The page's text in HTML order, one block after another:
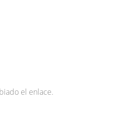
el enlace.